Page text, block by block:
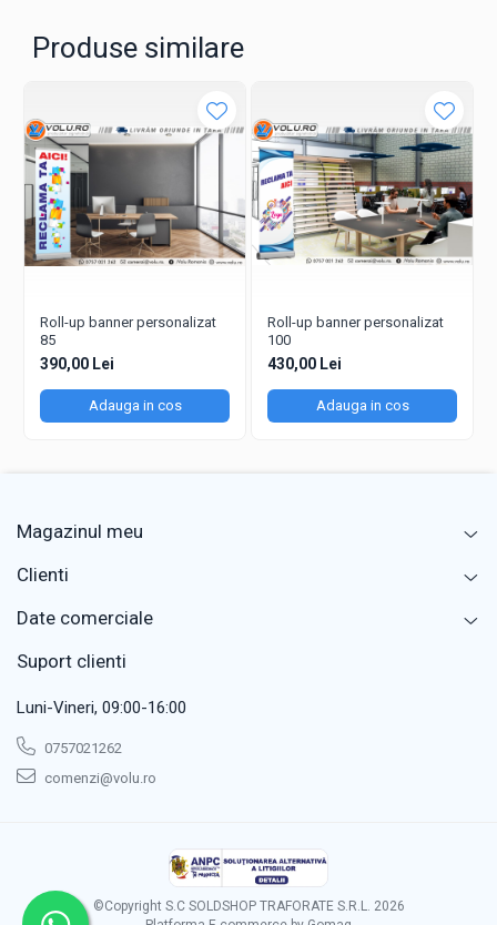
Produse similare
Roll-up banner personalizat
85
390,00 Lei
Adauga in cos
Roll-up banner personalizat
100
430,00 Lei
Adauga in cos
Magazinul meu
Clienti
Date comerciale
Suport clienti
Luni-Vineri, 09:00-16:00
0757021262
comenzi@volu.ro
©Copyright S.C SOLDSHOP TRAFORATE S.R.L. 2026